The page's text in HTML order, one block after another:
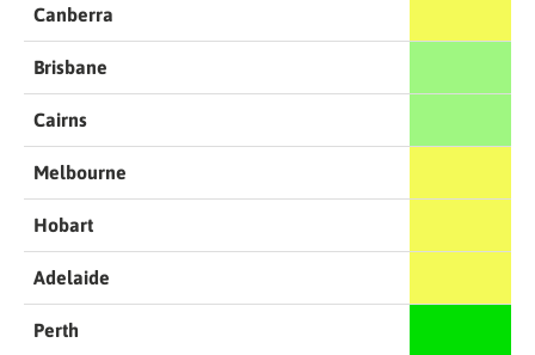
Canberra
Brisbane
Cairns
Melbourne
Hobart
Adelaide
Perth